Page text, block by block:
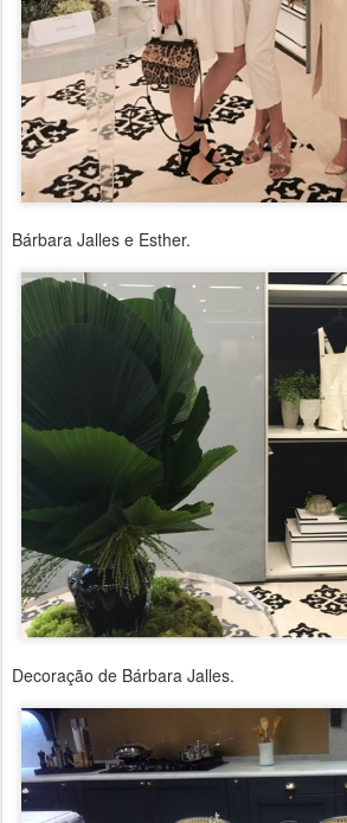
Bárbara Jalles e Esther.
Decoração de Bárbara Jalles.